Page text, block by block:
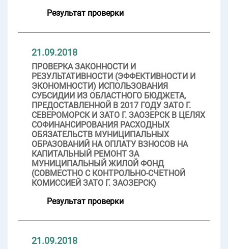
Результат проверки
21.09.2018
ПРОВЕРКА ЗАКОННОСТИ И
РЕЗУЛЬТАТИВНОСТИ (ЭФФЕКТИВНОСТИ И
ЭКОНОМНОСТИ) ИСПОЛЬЗОВАНИЯ
СУБСИДИИ ИЗ ОБЛАСТНОГО БЮДЖЕТА,
ПРЕДОСТАВЛЕННОЙ В 2017 ГОДУ ЗАТО Г.
СЕВЕРОМОРСК И ЗАТО Г. ЗАОЗЕРСК В ЦЕЛЯХ
СОФИНАНСИРОВАНИЯ РАСХОДНЫХ
ОБЯЗАТЕЛЬСТВ МУНИЦИПАЛЬНЫХ
ОБРАЗОВАНИЙ НА ОПЛАТУ ВЗНОСОВ НА
КАПИТАЛЬНЫЙ РЕМОНТ ЗА
МУНИЦИПАЛЬНЫЙ ЖИЛОЙ ФОНД
(СОВМЕСТНО С КОНТРОЛЬНО-СЧЕТНОЙ
КОМИССИЕЙ ЗАТО Г. ЗАОЗЕРСК)
Результат проверки
21.09.2018